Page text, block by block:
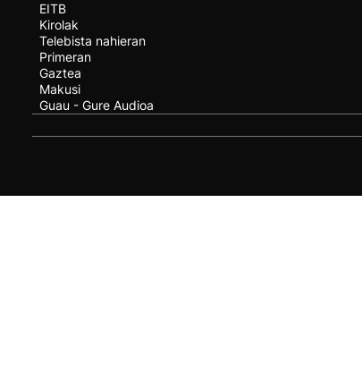
EITB
Kirolak
Telebista nahieran
Primeran
Gaztea
Makusi
Guau - Gure Audioa